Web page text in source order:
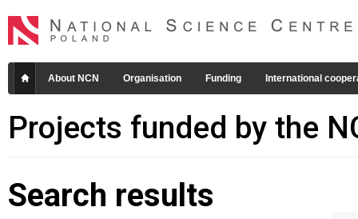
About NCN Organisation Funding International
Projects funded by the
Search results